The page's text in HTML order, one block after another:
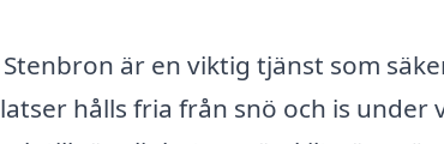
är en viktig tjänst som
hålls fria från snö och is